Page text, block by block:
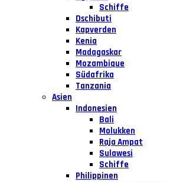
Schiffe
Dschibuti
Kapverden
Kenia
Madagaskar
Mozambique
Südafrika
Tanzania
Asien
Indonesien
Bali
Molukken
Raja Ampat
Sulawesi
Schiffe
Philippinen